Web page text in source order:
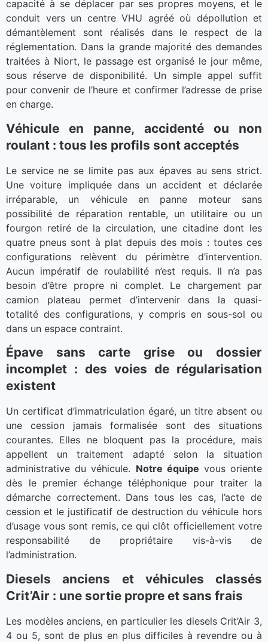
capacité à se déplacer par ses propres moyens, et le
conduit vers un centre VHU agréé où dépollution et
démantèlement sont réalisés dans le respect de la
réglementation. Dans la grande majorité des demandes
traitées à Niort, le passage est organisé le jour même,
sous réserve de disponibilité. Un simple appel suffit
pour convenir de l’heure et confirmer l’adresse de prise
en charge.
Véhicule en panne, accidenté ou non
roulant : tous les profils sont acceptés
Le service ne se limite pas aux épaves au sens strict.
Une voiture impliquée dans un accident et déclarée
irréparable, un véhicule en panne moteur sans
possibilité de réparation rentable, un utilitaire ou un
fourgon retiré de la circulation, une citadine dont les
quatre pneus sont à plat depuis des mois : toutes ces
configurations relèvent du périmètre d’intervention.
Aucun impératif de roulabilité n’est requis. Il n’a pas
besoin d’être propre ni complet. Le chargement par
camion plateau permet d’intervenir dans la quasi-
totalité des configurations, y compris en sous-sol ou
dans un espace contraint.
Épave sans carte grise ou dossier
incomplet : des voies de régularisation
existent
Un certificat d’immatriculation égaré, un titre absent ou
une cession jamais formalisée sont des situations
courantes. Elles ne bloquent pas la procédure, mais
appellent un traitement adapté selon la situation
administrative du véhicule. Notre équipe vous oriente
dès le premier échange téléphonique pour traiter la
démarche correctement. Dans tous les cas, l’acte de
cession et le justificatif de destruction du véhicule hors
d’usage vous sont remis, ce qui clôt officiellement votre
responsabilité de propriétaire vis-à-vis de
l’administration.
Diesels anciens et véhicules classés
Crit’Air : une sortie propre et sans frais
Les modèles anciens, en particulier les diesels Crit’Air 3,
4 ou 5, sont de plus en plus difficiles à revendre ou à